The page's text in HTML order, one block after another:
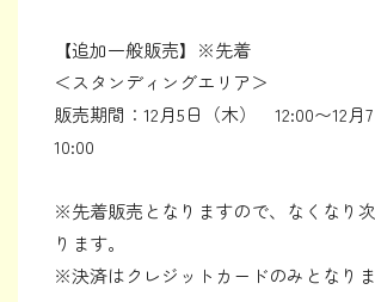
【追加一般販売】※先着
＜スタンディングエリア＞
販売期間：12月5日（木） 12:00〜12月
10:00
※先着販売となりますので、なくなり
ります。
※決済はクレジットカードのみとなりま